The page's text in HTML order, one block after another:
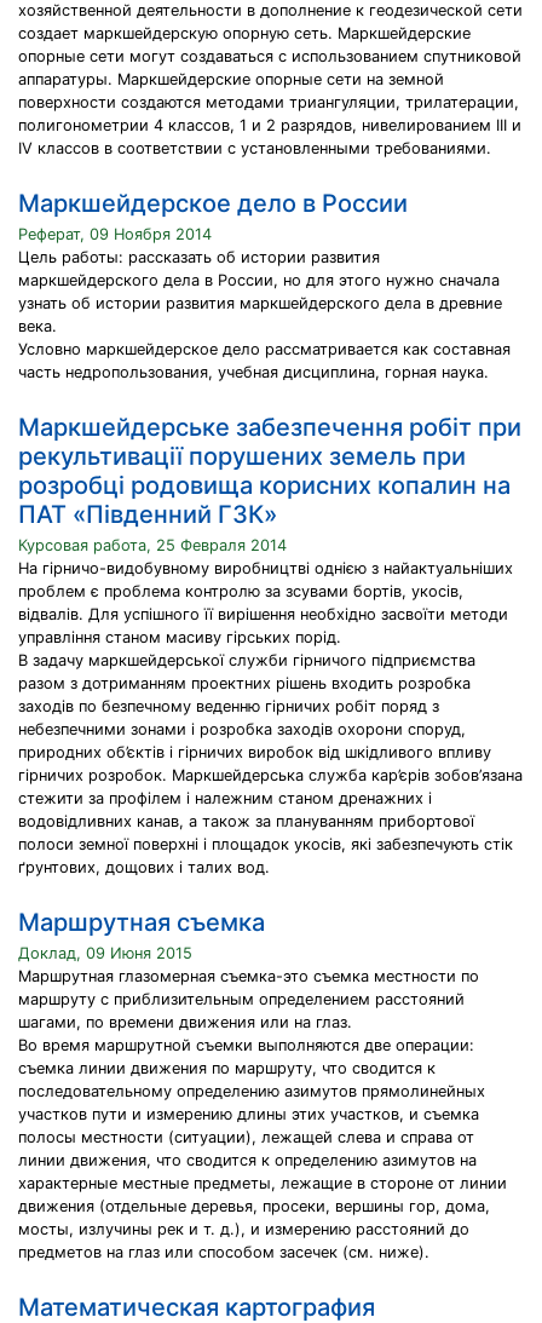
хозяйственной деятельности в дополнение к геодезической сети
создает маркшейдерскую опорную сеть. Маркшейдерские
опорные сети могут создаваться с использованием спутниковой
аппаратуры. Маркшейдерские опорные сети на земной
поверхности создаются методами триангуляции, трилатерации,
полигонометрии 4 классов, 1 и 2 разрядов, нивелированием III и
IV классов в соответствии с установленными требованиями.
Маркшейдерское дело в России
Реферат, 09 Ноября 2014
Цель работы: рассказать об истории развития
маркшейдерского дела в России, но для этого нужно сначала
узнать об истории развития маркшейдерского дела в древние
века.
Условно маркшейдерское дело рассматривается как составная
часть недропользования, учебная дисциплина, горная наука.
Маркшейдерське забезпечення робіт при
рекультивації порушених земель при
розробці родовища корисних копалин на
ПАТ «Південний ГЗК»
Курсовая работа, 25 Февраля 2014
На гірничо-видобувному виробництві однією з найактуальніших
проблем є проблема контролю за зсувами бортів, укосів,
відвалів. Для успішного її вирішення необхідно засвоїти методи
управління станом масиву гірських порід.
В задачу маркшейдерської служби гірничого підприємства
разом з дотриманням проектних рішень входить розробка
заходів по безпечному веденню гірничих робіт поряд з
небезпечними зонами і розробка заходів охорони споруд,
природних об’єктів і гірничих виробок від шкідливого впливу
гірничих розробок. Маркшейдерська служба кар’єрів зобов’язана
стежити за профілем і належним станом дренажних і
водовідливних канав, а також за плануванням прибортової
полоси земної поверхні і площадок укосів, які забезпечують стік
ґрунтових, дощових і талих вод.
Маршрутная съемка
Доклад, 09 Июня 2015
Маршрутная глазомерная съемка-это съемка местности по
маршруту с приблизительным определением расстояний
шагами, по времени движения или на глаз.
Во время маршрутной съемки выполняются две операции:
съемка линии движения по маршруту, что сводится к
последовательному определению азимутов прямолинейных
участков пути и измерению длины этих участков, и съемка
полосы местности (ситуации), лежащей слева и справа от
линии движения, что сводится к определению азимутов на
характерные местные предметы, лежащие в стороне от линии
движения (отдельные деревья, просеки, вершины гор, дома,
мосты, излучины рек и т. д.), и измерению расстояний до
предметов на глаз или способом засечек (см. ниже).
Математическая картография